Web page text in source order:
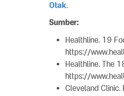
Otak.
Sumber:
Healthline. 19
https://
Healthline. The
https://
Cleveland Clinic.